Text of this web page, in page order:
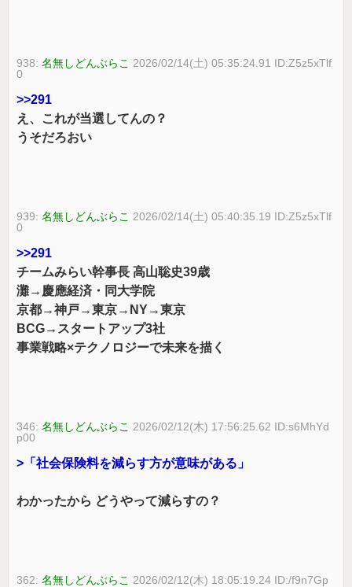
938:名無しどんぶらこ 2026/02/14(土) 05:35:24.91 ID:Z5z5xTlf
0
>>291
え、これが当選してんの？
うそだろおい
939:名無しどんぶらこ 2026/02/14(土) 05:40:35.19 ID:Z5z5xTlf
0
>>291
チームみらい幹事長 高山聡史39歳
灘→慶應経済・同大学院
京都→神戸→東京→NY→東京
BCG→スタートアップ3社
事業戦略×テクノロジーで未来を描く
346:名無しどんぶらこ 2026/02/12(木) 17:56:25.62 ID:s6MhYd
p00
>「社会保険料を減らす方が意味がある」
わかったから どうやって減らすの？
362:名無しどんぶらこ 2026/02/12(木) 18:05:19.24 ID:/f9n7Gp